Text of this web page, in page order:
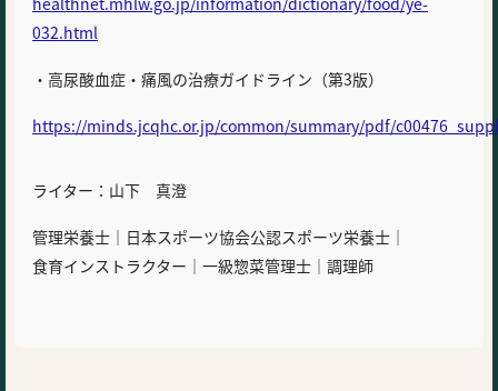
032.html
・高尿酸血症・痛風の治療ガイドライン（第3版）
https://minds.jcqhc.or.jp/common/summary/pdf/
ライター：山下 真澄
管理栄養士｜日本スポーツ協会公認スポーツ栄養士｜
食育インストラクター｜一級惣菜管理士｜調理師